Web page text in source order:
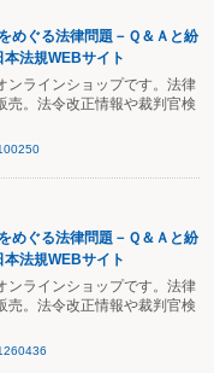
めぐる法律問題－Ｑ＆Ａと紛
法規WEBサイト
ンラインショップです。法律
売。法令改正情報や裁判官検
めぐる法律問題－Ｑ＆Ａと紛
法規WEBサイト
ンラインショップです。法律
売。法令改正情報や裁判官検